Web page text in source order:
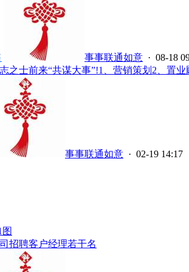
事事联通如意 · 08-18
之士前来“共谋大事”!1、营销策划2、置业
事事联通如意 · 02-19 14:17
图
招聘客户经理若干名